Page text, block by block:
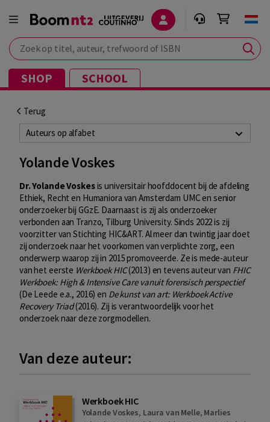
Zoek op titel, auteur, trefwoord of ISBN
SHOP SCHOOL
Terug
Auteurs op alfabet
Yolande Voskes
Dr. Yolande Voskesis universitair hoofddocent bij de afdeling
Ethiek, Recht en Humaniora van Amsterdam UMC en senior
onderzoeker bij GGzE. Daarnaast is zij als onderzoeker
verbonden aan Tranzo, Tilburg University. Sinds 2022 is zij
voorzitter van Stichting HIC&ART. Al meer dan twintig jaar doet
zij onderzoek naar het voorkomen van verplichte zorg, een
onderwerp waarop zij in 2015 promoveerde. Ze is mede-auteur
van het eerste Werkboek HIC(2013) en tevens auteur van FHIC
Werkboek: High & Intensive Care vanuit forensisch perspectief
(De Leede e.a., 2016) en De kunst van art: Werkboek Active
Recovery Triad(2016). Zij is verantwoordelijk voor het
onderzoek naar deze zorgmodellen.
Van deze auteur:
Werkboek HIC
Yolande Voskes, Laura van Melle, Marlies